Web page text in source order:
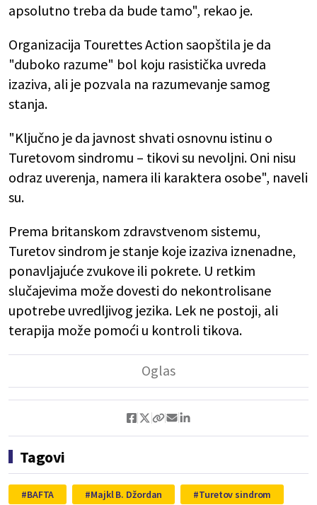
apsolutno treba da bude tamo", rekao je.
Organizacija Tourettes Action saopštila je da
"duboko razume" bol koju rasistička uvreda
izaziva, ali je pozvala na razumevanje samog
stanja.
"Ključno je da javnost shvati osnovnu istinu o
Turetovom sindromu – tikovi su nevoljni. Oni nisu
odraz uverenja, namera ili karaktera osobe", naveli
su.
Prema britanskom zdravstvenom sistemu,
Turetov sindrom je stanje koje izaziva iznenadne,
ponavljajuće zvukove ili pokrete. U retkim
slučajevima može dovesti do nekontrolisane
upotrebe uvredljivog jezika. Lek ne postoji, ali
terapija može pomoći u kontroli tikova.
Tagovi
BAFTA Majkl B. Džordan Turetov sindrom